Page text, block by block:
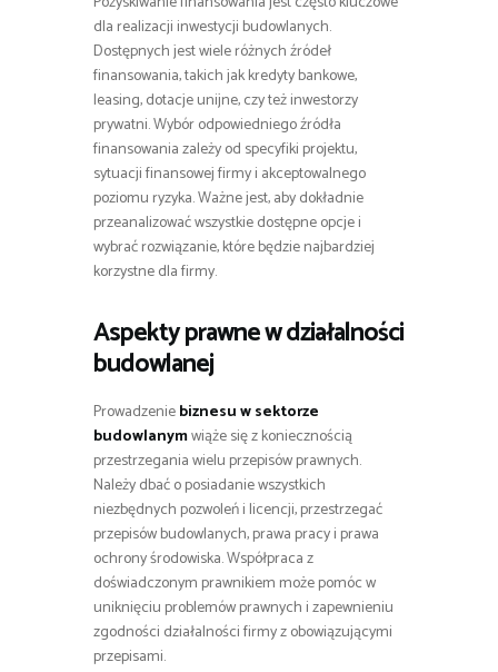
dla realizacji inwestycji budowlanych.
Dostępnych jest wiele różnych źródeł
finansowania, takich jak kredyty bankowe,
leasing, dotacje unijne, czy też inwestorzy
prywatni. Wybór odpowiedniego źródła
finansowania zależy od specyfiki projektu,
sytuacji finansowej firmy i akceptowalnego
poziomu ryzyka. Ważne jest, aby dokładnie
przeanalizować wszystkie dostępne opcje i
wybrać rozwiązanie, które będzie najbardziej
korzystne dla firmy.
Aspekty prawne w działalności
budowlanej
Prowadzeniebiznesu w sektorze
budowlanymwiąże się z koniecznością
przestrzegania wielu przepisów prawnych.
Należy dbać o posiadanie wszystkich
niezbędnych pozwoleń i licencji, przestrzegać
przepisów budowlanych, prawa pracy i prawa
ochrony środowiska. Współpraca z
doświadczonym prawnikiem może pomóc w
uniknięciu problemów prawnych i zapewnieniu
zgodności działalności firmy z obowiązującymi
przepisami.